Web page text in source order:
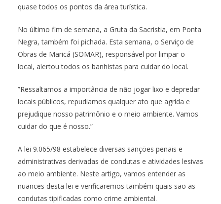
quase todos os pontos da área turística.
No último fim de semana, a Gruta da Sacristia, em Ponta
Negra, também foi pichada. Esta semana, o Serviço de
Obras de Maricá (SOMAR), responsável por limpar o
local, alertou todos os banhistas para cuidar do local.
”Ressaltamos a importância de não jogar lixo e depredar
locais públicos, repudiamos qualquer ato que agrida e
prejudique nosso patrimônio e o meio ambiente. Vamos
cuidar do que é nosso.”
A lei 9.065/98 estabelece diversas sanções penais e
administrativas derivadas de condutas e atividades lesivas
ao meio ambiente. Neste artigo, vamos entender as
nuances desta lei e verificaremos também quais são as
condutas tipificadas como crime ambiental.